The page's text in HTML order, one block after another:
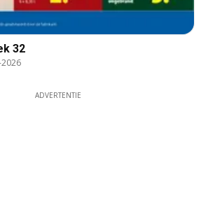
32
ADVERTENTIE